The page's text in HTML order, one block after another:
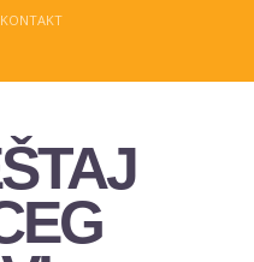
KONTAKT